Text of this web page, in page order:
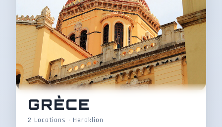
GRÈCE
2 Locations • Heraklion